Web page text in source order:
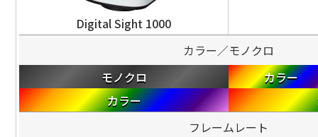
Digital Sight 1000
カラー／モノクロ
モノクロ
カラー
カラー
フレームレート